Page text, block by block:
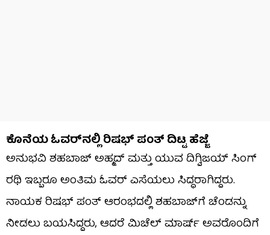
ಕೊನೆಯ ಓವರ್‌ನಲ್ಲಿ ರಿಷಭ್ ಪಂತ್ ದಿಟ್ಟ ಹೆಜ್ಜೆ
ಅನುಭವಿ ಶಹಬಾಜ್ ಅಹ್ಮದ್ ಮತ್ತು ಯುವ ದಿಗ್ವಿಜಯ್ ಸಿಂಗ್
ರಥಿ ಇಬ್ಬರೂ ಅಂತಿಮ ಓವರ್ ಎಸೆಯಲು ಸಿದ್ಧರಾಗಿದ್ದರು.
ನಾಯಕ ರಿಷಭ್ ಪಂತ್ ಆರಂಭದಲ್ಲಿ ಶಹಬಾಜ್‌ಗೆ ಚೆಂಡನ್ನು
ನೀಡಲು ಬಯಸಿದ್ದರು, ಆದರೆ ಮಿಚೆಲ್ ಮಾರ್ಷ್ ಅವರೊಂದಿಗೆ